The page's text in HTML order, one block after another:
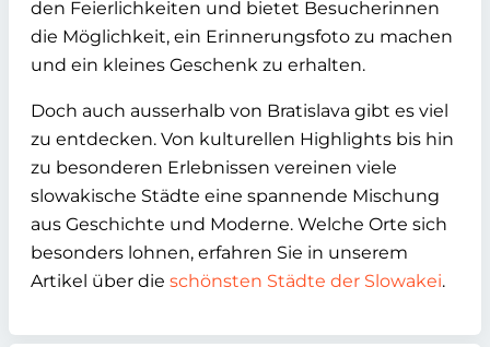
den Feierlichkeiten und bietet Besucherinnen
die Möglichkeit, ein Erinnerungsfoto zu machen
und ein kleines Geschenk zu erhalten.
Doch auch ausserhalb von Bratislava gibt es viel
zu entdecken. Von kulturellen Highlights bis hin
zu besonderen Erlebnissen vereinen viele
slowakische Städte eine spannende Mischung
aus Geschichte und Moderne. Welche Orte sich
besonders lohnen, erfahren Sie in unserem
Artikel über die schönsten Städte der Slowakei.